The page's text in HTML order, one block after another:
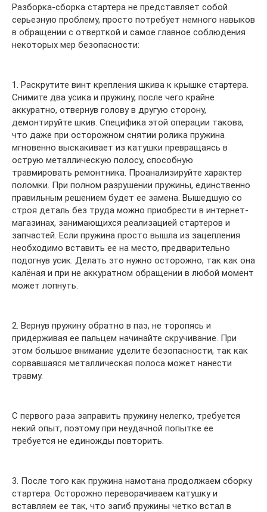
Разборка-сборка стартера не представляет собой
серьезную проблему, просто потребует немного навыков
в обращении с отверткой и самое главное соблюдения
некоторых мер безопасности:
1. Раскрутите винт крепления шкива к крышке стартера.
Снимите два усика и пружину, после чего крайне
аккуратно, отвернув голову в другую сторону,
демонтируйте шкив. Специфика этой операции такова,
что даже при осторожном снятии ролика пружина
мгновенно выскакивает из катушки превращаясь в
острую металлическую полосу, способную
травмировать ремонтника. Проанализируйте характер
поломки. При полном разрушении пружины, единственно
правильным решением будет ее замена. Вышедшую со
строя деталь без труда можно приобрести в интернет-
магазинах, занимающихся реализацией стартеров и
запчастей. Если пружина просто вышла из зацепления
необходимо вставить ее на место, предварительно
подогнув усик. Делать это нужно осторожно, так как она
калёная и при не аккуратном обращении в любой момент
может лопнуть.
2. Вернув пружину обратно в паз, не торопясь и
придерживая ее пальцем начинайте скручивание. При
этом большое внимание уделите безопасности, так как
сорвавшаяся металлическая полоса может нанести
травму.
С первого раза заправить пружину нелегко, требуется
некий опыт, поэтому при неудачной попытке ее
требуется не единожды повторить.
3. После того как пружина намотана продолжаем сборку
стартера. Осторожно переворачиваем катушку и
вставляем ее так, что загиб пружины четко встал в